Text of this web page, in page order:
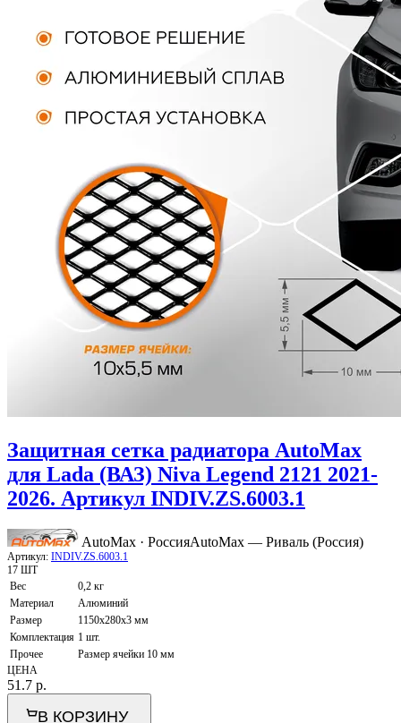
Защитная сетка радиатора AutoMax
для Lada (ВАЗ) Niva Legend 2121 2021-
2026. Артикул INDIV.ZS.6003.1
AutoMax · РоссияAutoMax — Риваль (Россия)
Артикул: INDIV.ZS.6003.1
17 ШТ
Вес
0,2 кг
Материал
Алюминий
Размер
1150х280х3 мм
Комплектация 1 шт.
Прочее
Размер ячейки 10 мм
ЦЕНА
51.7 р.
В КОРЗИНУ